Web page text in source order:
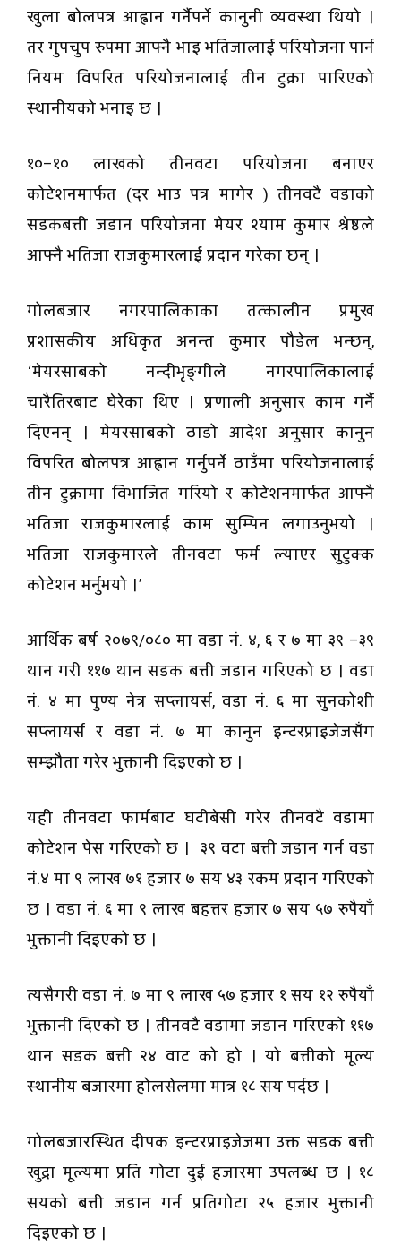
खुला बोलपत्र आह्वान गर्नैपर्ने कानुनी व्यवस्था थियो ।
तर गुपचुप रुपमा आफ्नै भाइ भतिजालाई परियोजना पार्न
नियम विपरित परियोजनालाई तीन टुक्रा पारिएको
स्थानीयको भनाइ छ ।
१०–१० लाखको तीनवटा परियोजना बनाएर
कोटेशनमार्फत (दर भाउ पत्र मागेर ) तीनवटै वडाको
सडकबत्ती जडान परियोजना मेयर श्याम कुमार श्रेष्ठले
आफ्नै भतिजा राजकुमारलाई प्रदान गरेका छन् ।
गोलबजार नगरपालिकाका तत्कालीन प्रमुख
प्रशासकीय अधिकृत अनन्त कुमार पौडेल भन्छन्,
‘मेयरसाबको नन्दीभृङ्गीले नगरपालिकालाई
चारैतिरबाट घेरेका थिए । प्रणाली अनुसार काम गर्नै
दिएनन् । मेयरसाबको ठाडो आदेश अनुसार कानुन
विपरित बोलपत्र आह्वान गर्नुपर्ने ठाउँमा परियोजनालाई
तीन टुक्रामा विभाजित गरियो र कोटेशनमार्फत आफ्नै
भतिजा राजकुमारलाई काम सुम्पिन लगाउनुभयो ।
भतिजा राजकुमारले तीनवटा फर्म ल्याएर सुटुक्क
कोटेशन भर्नुभयो ।’
आर्थिक बर्ष २०७९/०८० मा वडा नं. ४, ६ र ७ मा ३९ –३९
थान गरी ११७ थान सडक बत्ती जडान गरिएको छ । वडा
नं. ४ मा पुण्य नेत्र सप्लायर्स, वडा नं. ६ मा सुनकोशी
सप्लायर्स र वडा नं. ७ मा कानुन इन्टरप्राइजेजसँग
सम्झौता गरेर भुक्तानी दिइएको छ ।
यही तीनवटा फार्मबाट घटीबेसी गरेर तीनवटै वडामा
कोटेशन पेस गरिएको छ । ३९ वटा बत्ती जडान गर्न वडा
नं.४ मा ९ लाख ७१ हजार ७ सय ४३ रकम प्रदान गरिएको
छ । वडा नं. ६ मा ९ लाख बहत्तर हजार ७ सय ५७ रुपैयाँ
भुक्तानी दिइएको छ ।
त्यसैगरी वडा नं. ७ मा ९ लाख ५७ हजार १ सय १२ रुपैयाँ
भुक्तानी दिएको छ । तीनवटै वडामा जडान गरिएको ११७
थान सडक बत्ती २४ वाट को हो । यो बत्तीको मूल्य
स्थानीय बजारमा होलसेलमा मात्र १८ सय पर्दछ ।
गोलबजारस्थित दीपक इन्टरप्राइजेजमा उक्त सडक बत्ती
खुद्रा मूल्यमा प्रति गोटा दुई हजारमा उपलब्ध छ । १८
सयको बत्ती जडान गर्न प्रतिगोटा २५ हजार भुक्तानी
दिइएको छ ।